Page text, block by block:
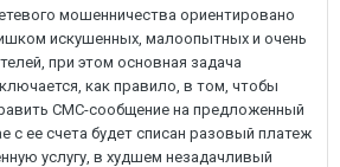
мошенничества ориентировано
искушенных, малоопытных и очень
при этом основная задача
как правило, в том, чтобы
СМС-сообщение на предложенный
с ее счета будет списан разовый платеж
услугу, в худшем незадачливый